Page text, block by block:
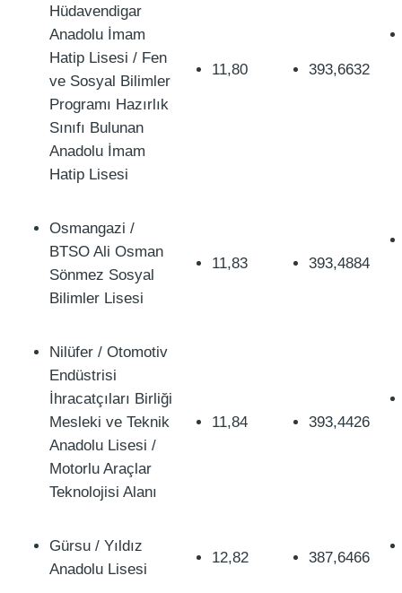
Hüdavendigar
Anadolu İmam
Hatip Lisesi / Fen
ve Sosyal Bilimler
Programı Hazırlık
Sınıfı Bulunan
Anadolu İmam
Hatip Lisesi
11,80 393,6632
Osmangazi /
BTSO Ali Osman
Sönmez Sosyal
Bilimler Lisesi
11,83 393,4884
Nilüfer / Otomotiv
Endüstrisi
İhracatçıları Birliği
Mesleki ve Teknik
Anadolu Lisesi /
Motorlu Araçlar
Teknolojisi Alanı
11,84 393,4426
Gürsu / Yıldız
Anadolu Lisesi
12,82 387,6466